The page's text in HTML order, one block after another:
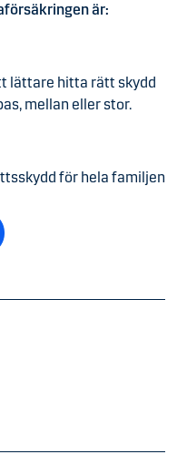
är:
lättare hitta rätt skydd
mellan eller stor.
för hela familjen